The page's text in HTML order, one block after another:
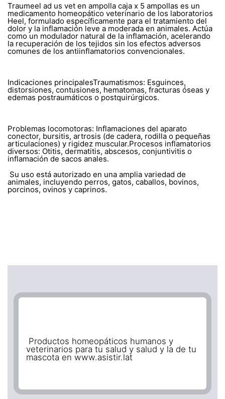
Traumeel ad us vet en ampolla caja x 5 ampollas es un
medicamento homeopático veterinario de los laboratorios
Heel, formulado específicamente para el tratamiento del
dolor y la inflamación leve a moderada en animales. Actúa
como un modulador natural de la inflamación, acelerando
la recuperación de los tejidos sin los efectos adversos
comunes de los antiinflamatorios convencionales.
Indicaciones principalesTraumatismos: Esguinces,
distorsiones, contusiones, hematomas, fracturas óseas y
edemas postraumáticos o postquirúrgicos.
Problemas locomotoras: Inflamaciones del aparato
conector, bursitis, artrosis (de cadera, rodilla o pequeñas
articulaciones) y rigidez muscular.Procesos inflamatorios
diversos: Otitis, dermatitis, abscesos, conjuntivitis o
inflamación de sacos anales.
Su uso está autorizado en una amplia variedad de
animales, incluyendo perros, gatos, caballos, bovinos,
porcinos, ovinos y caprinos.
Productos homeopáticos humanos y
veterinarios para tu salud y salud y la de tu
mascota en www.asistir.lat